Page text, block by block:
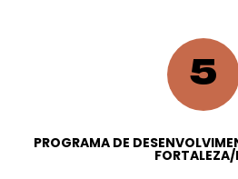
5
PROGRAMA DE
FORTALEZA/